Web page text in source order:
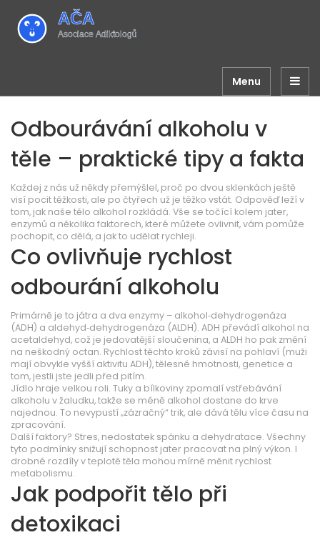
Menu
Odbourávání alkoholu v
těle – praktické tipy a fakta
Každej z nás už někdy přemýšlel, proč po dvou sklenkách ještě
visí pocit těžkosti, ale po čtyřech už je těžko vstát. Odpověď leží v
tom, jak naše tělo alkohol rozkládá. Vše se točící kolem jater,
enzymů a několika faktorech, které můžete ovlivnit, vám pomůže
pochopit, co dělá, a jak to udělat rychleji.
Co ovlivňuje rychlost
odbourání alkoholu
Primárně je to játra a dva enzymy – alkohol‑dehydrogenáza
(ADH) a aldehyd‑dehydrogenáza (ALDH). ADH převádí alkohol na
acetaldehyd, což je jedovatější sloučenina, a ALDH ho pak změní
na neškodný octan. Rychlost těchto kroků závisí na pohlaví (muži
mají obvykle vyšší aktivitu ADH), tělesné hmotnosti, genetice a
tom, jestli jste jedli před pitím.
Jídlo hraje velkou roli. Tuky a bílkoviny zpomalí vstřebávání
alkoholu v žaludku, takže se méně alkohol dostane do krve
najednou. To nevypustí „zázračný“ trik, ale dává tělu více času na
zpracování.
Další faktory? Stres, nedostatek spánku a dehydratace. Všechny
tyto podmínky snižují schopnost jater pracovat na plný výkon. I
drobné rozdíly v teplotě těla mohou mírně měnit rychlost
metabolismu.
Jak podpořit tělo při
detoxikaci